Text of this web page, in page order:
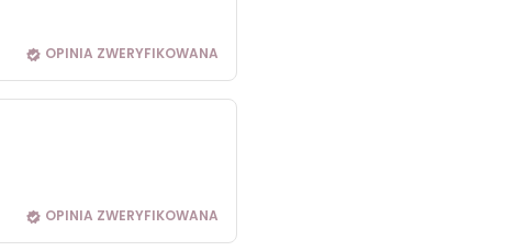
OPINIA ZWERYFIKOWANA
OPINIA ZWERYFIKOWANA